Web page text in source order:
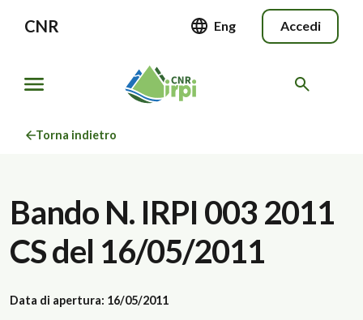
CNR Eng Accedi
Torna indietro
Bando N. IRPI 003 2011
CS del 16/05/2011
Data di apertura: 16/05/2011